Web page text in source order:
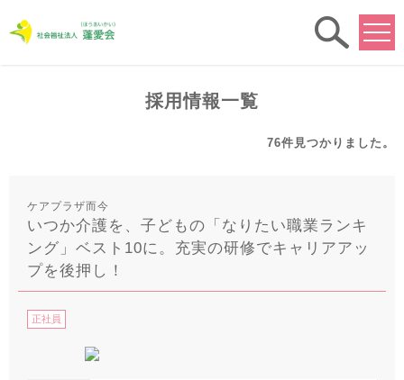
採用情報一覧
76件 見つかりました。
ケアプラザ而今
いつか介護を、子どもの「なりたい職業ランキ
ング」ベスト10に。充実の研修でキャリアアッ
プを後押し！
正社員